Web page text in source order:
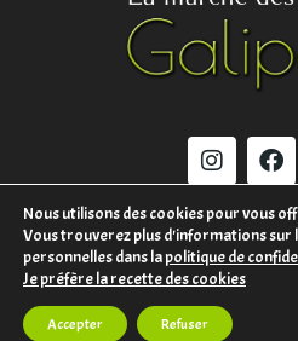
MENTIONS
Nous utilisons des cookies pour vous
Vous trouverez plus d'informations sur
personnelles dans lapolitique de
Je préfère la recette des cookies
Accepter Refuser